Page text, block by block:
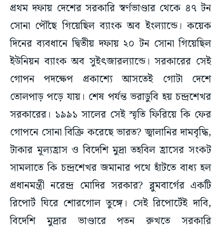
প্রথম দফায় দেশের সরকারি স্বর্ণভাণ্ডার থেকে ৪৭ টন
সোনা পৌঁছে গিয়েছিল ব্যাংক অব ইংল্যান্ডে। কয়েক
দিনের ব্যবধানে দ্বিতীয় দফায় ২০ টন সোনা গিয়েছিল
ইউনিয়ন ব্যাংক অব সুইৎজারল্যান্ডে। সরকারের সেই
গোপন পদক্ষেপ প্রকাশ্যে আসতেই গোটা দেশে
তোলপাড় পড়ে যায়। শেষ পর্যন্ত ভরাডুবি হয় চন্দ্রশেখর
সরকারের। ১৯৯১ সালের সেই স্মৃতি ফিরিয়ে কি ফের
গোপনে সোনা বিক্রি করেছে ভারত? জ্বালানির দামবৃদ্ধি,
টাকার মূল্যহ্রাস ও বিদেশি মুদ্রা তহবিল হ্রাসের সংকট
সামলাতে কি চন্দ্রশেখর জমানার পথে হাঁটতে বাধ্য হল
প্রধানমন্ত্রী নরেন্দ্র মোদির সরকার? ব্লুমবার্গের একটি
রিপোর্ট ঘিরে শোরগোল তুঙ্গে। সেই রিপোর্টেই দাবি,
বিদেশি মুদ্রার ভাণ্ডারে পতন রুখতে সরকারি